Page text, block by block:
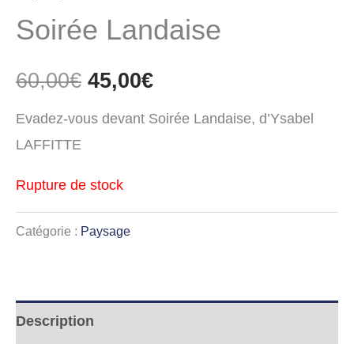
Soirée Landaise
60,00€ 45,00€
Evadez-vous devant Soirée Landaise, d’Ysabel
LAFFITTE
Rupture de stock
Catégorie : Paysage
Description